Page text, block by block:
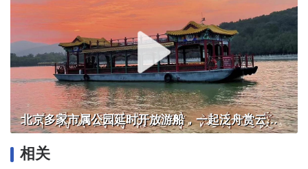
北京多家市属公园延时开放游船，一起泛舟赏云霞！
相关